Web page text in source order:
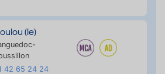
(le)
42 65 24 24